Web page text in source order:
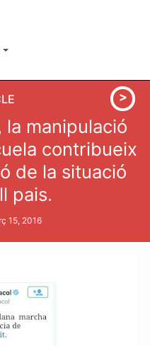
la manipulació
contribueix
de la situació
pais.
15, 2016